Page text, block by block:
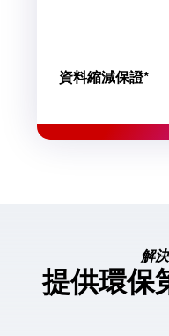
資料縮減保證*
解
提供環保